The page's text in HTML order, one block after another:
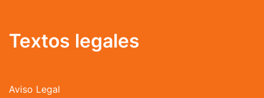
Textos legales
Aviso Legal